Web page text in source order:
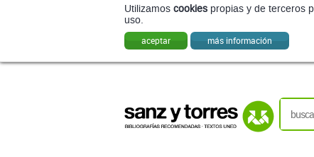
Utilizamos cookies propias y de terceros
uso.
aceptar más información